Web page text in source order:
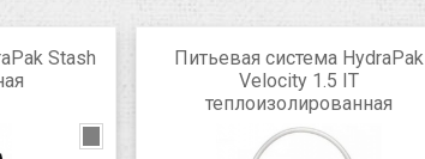
Stash
Питьевая система HydraPak
Velocity 1.5 IT
теплоизолированная